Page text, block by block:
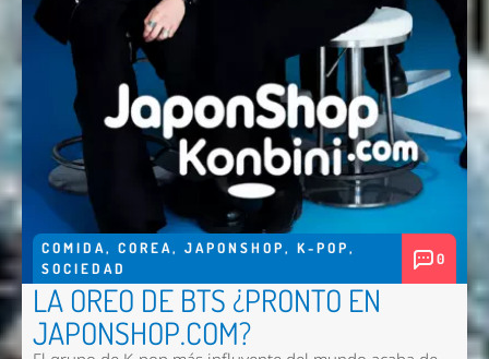
COMIDA, COREA, JAPONSHOP, K-POP,
SOCIEDAD
0
LA OREO DE BTS ¿PRONTO EN
JAPONSHOP.COM?